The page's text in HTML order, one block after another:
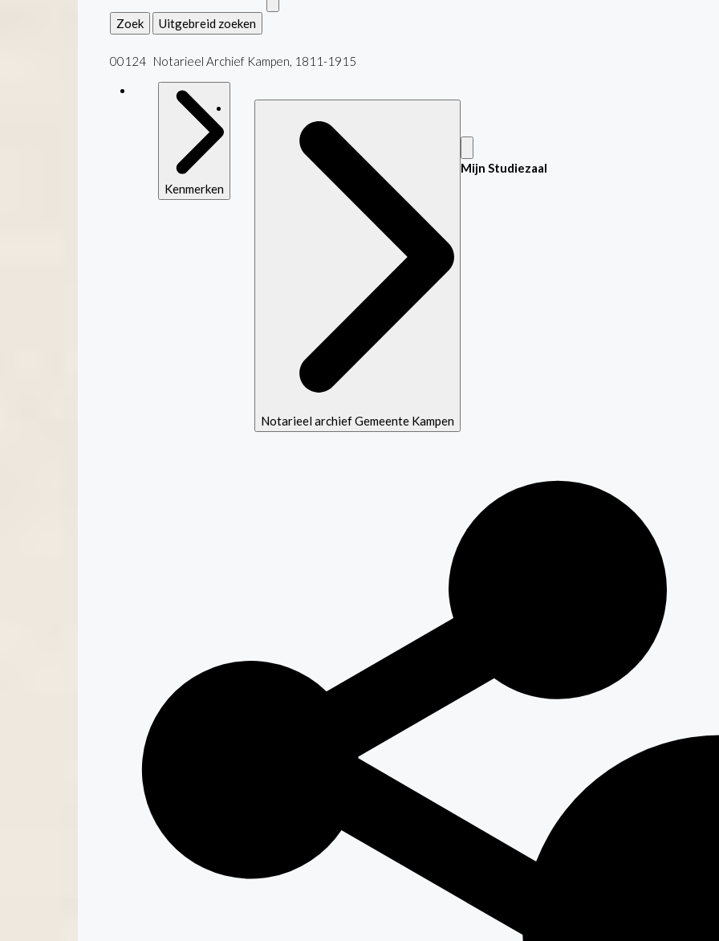
Zoek Uitgebreid zoeken
00124 Notarieel Archief Kampen, 1811-1915
Kenmerken
Notarieel archief Gemeente Kampen
Mijn Studiezaal